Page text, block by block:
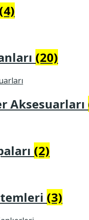
(4)
(20)
Aksesuarları
(2)
(3)